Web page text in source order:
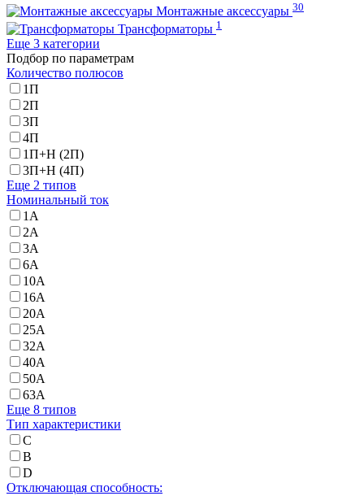
Монтажные аксессуары 30
Трансформаторы 1
Еще 3 категории
Подбор по параметрам
Количество полюсов
1П
2П
3П
4П
1П+Н (2П)
3П+Н (4П)
Еще 2 типов
Номинальный ток
1А
2А
3A
6А
10А
16А
20А
25А
32А
40А
50А
63А
Еще 8 типов
Тип характеристики
C
B
D
Отключающая способность: